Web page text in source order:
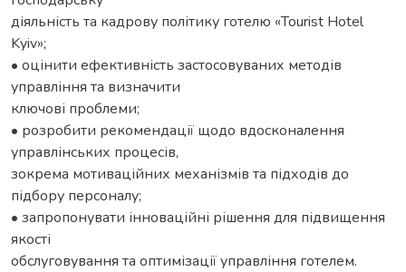
діяльність та кадрову політику готелю «Tourist Hotel
Kyiv»;
• оцінити ефективність застосовуваних методів
управління та визначити
ключові проблеми;
• розробити рекомендації щодо вдосконалення
управлінських процесів,
зокрема мотиваційних механізмів та підходів до
підбору персоналу;
• запропонувати інноваційні рішення для підвищення
якості
обслуговування та оптимізації управління готелем.